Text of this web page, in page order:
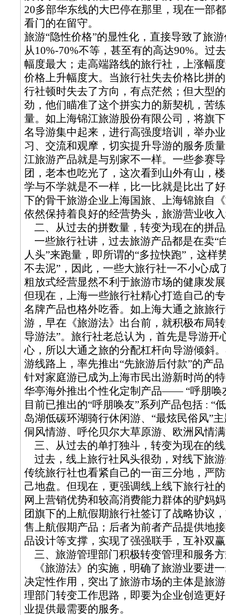
20多部华东线的大巴停在那里，现在一部
看门的在留守。
旅游“隐性价格”的显性化，直接导致了旅
从10%-70%不等，甚至有的高达90%。过
幅度最大；走高端路线的旅行社，上涨幅
价格上升幅度大。当旅行社失去价格比拼
行社顿时失去了方向，有点茫然；但大型
劲，他们瞄准了这个拼实力的新契机，苦
量。如上海锦江旅游股份有限公司，将旗
名导游集中起来，进行高强度培训，举办
习、交流和观摩，切实提升导游的服务质
江旅游产品就是与别家不一样。一些参赛
团，老本也吃光了，这次看到山外有山，
学与不学就是不一样，比一比就是比出了
下的骨干旅游企业上海国旅、上海锦旅自
依然保持着良好的经营势头，旅游营业收
二、从过去的拼数量，转变为现在的拼
一些旅行社讲，过去旅游产品都是在卖“
人头”来跑量，即所谓的“多拉快跑”，这样
不去泥”，因此，一些大旅行社一不小心成
粗放式经营显然不利于旅游市场的健康发
但现在，上海一些旅行社精心打造自己的
名牌产品也格外吃香。如上海大通之旅旅
游，早在《旅游法》出台前，就积极布局
导游法”。旅行社老总认为，首先是导游开
心，所以大通之旅的分配杠杆向导游倾斜
游线路上，率先推出“先旅游后付款”的产
针对家庭游已成为上海市民出游新时尚的
华亭海外推出个性化定制产品—— “呼朋唤
目前已推出的“呼朋唤友”系列产品包括 : “
岛湖低碳环湖骑行休闲游、“最炫民俗风”
侗风情游、呼伦贝尔大草原游、欧洲风情
三、从过去的单打独斗，转变为现在的
过去，线上旅行社风头很劲，对线下旅
传统旅行社也看紧自己的一亩三分地，严
己地盘。但现在，更强调线上线下旅行社
网上营销优势和较高消费能力群体的驴妈
团旗下的上航假期旅行社签订了战略协议
售上航假期产品；后者为前者产品提供地
品设计等支撑，实现了强强联手，互补双
三、旅游管理部门积极转变管理和服务
《旅游法》的实施，明确了旅游业要进
决定性作用，突出了旅游市场的主体是旅
理部门转变工作思路，即要为企业创造更
业提供最需要的服务。